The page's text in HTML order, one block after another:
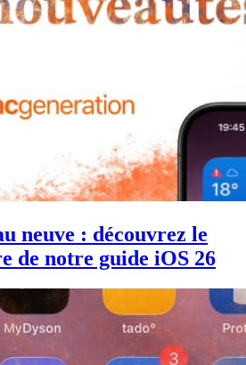
neuve : découvrez le
de notre guide iOS 26